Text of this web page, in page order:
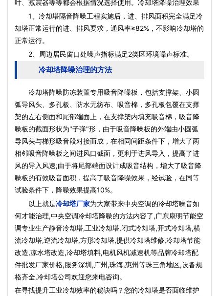
叶、减震器等等都会根据情况选择使用。冷却塔降噪治理效果
1、冷却塔隔音降噪工程实施后，进、排风面积完全满足冷
却塔正常运行的进、排风要求，通风率≥82%，不影响冷却塔的
正常运行。
2、周边居民窗口处噪声指标满足2类区环境噪声标准。
冷却塔降噪治理的方法
冷却塔降噪防冻装置专用吸音降噪板，包括支撑架、小圆
弧导风头、多孔板、防水无纺布、吸音棉，多孔板包覆在支撑
架的左右侧面和尾部端面上，在支撑架内填充吸音棉，吸音降
噪板的截面形状为"子弹"形，由于吸音降噪板的外端由小圆弧
导风头与梯形吸音段对接而成，在相同间距条件下，增大了两
相邻吸音降噪板之间进风口截面，更利于进风导入，提高了进
风的导入风速;由于将尾部端面设计成吸音结构，增大了吸音降
噪板的有效吸音面积，提高了吸音降噪效果，经试验，在同等
试验条件下，降噪效果提高10%。
以上就是冷却塔厂家为大家带来中央空调的冷却塔噪音如
何才能治理,中央空调冷却塔降噪的方法内容了,广东康明节能空
调专业生产静音冷却塔,工业冷却塔,闭式冷却塔,开式冷却塔,横
流冷却塔,逆流冷却塔,方形冷却塔,提供冷却塔维修,冷却塔节能
改造,凉水塔改造,冷却塔填料,电机风机减速机等品牌冷却塔配
件批发厂家价格,服务深圳,广州,珠海,惠州等珠三角地区,设备规
格齐全,冷却塔公司欢迎您来电咨询。
在寻找提升工业冷却效率的秘诀吗？您的冷却塔是否面临维护